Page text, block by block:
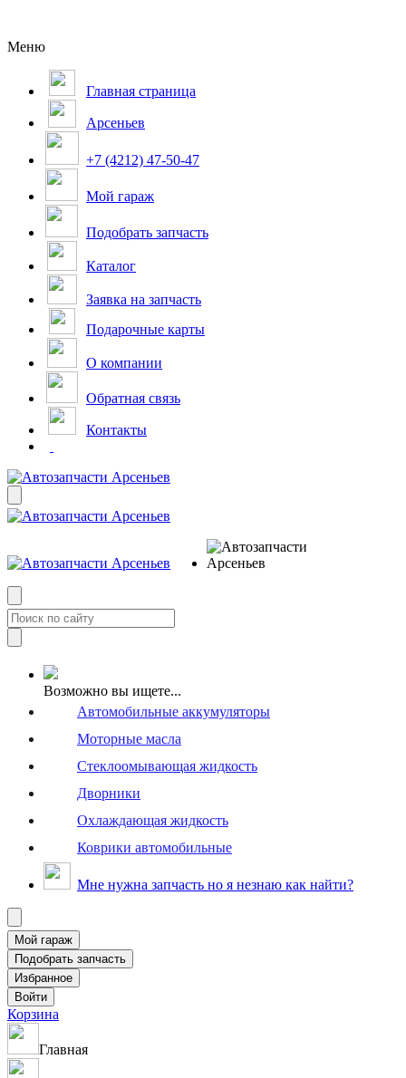
Меню
Главная страница
Арсеньев
+7 (4212) 47-50-47
Мой гараж
Подобрать запчасть
Каталог
Заявка на запчасть
Подарочные карты
О компании
Обратная связь
Контакты
Возможно вы ищете...
Автомобильные аккумуляторы
Моторные масла
Стеклоомывающая жидкость
Дворники
Охлаждающая жидкость
Коврики автомобильные
Мне нужна запчасть но я незнаю как найти?
Корзина
Главная